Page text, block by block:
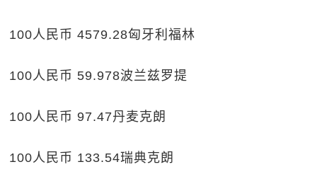
100人民币 4579.28匈牙利福林
100人民币 59.978波兰兹罗提
100人民币 97.47丹麦克朗
100人民币 133.54瑞典克朗